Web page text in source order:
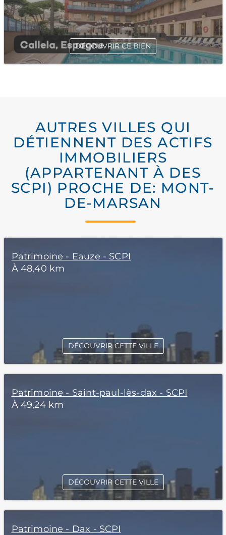
DÉCOUVRIR CE BIEN
AUTRES VILLES QUI
DÉTIENNENT DES ACTIFS
IMMOBILIERS
(APPARTENANT À DES
SCPI) PROCHE DE: MONT-
DE-MARSAN
Patrimoine - Eauze - SCPI
À 48,40 km
DÉCOUVRIR CETTE VILLE
Patrimoine - Saint-paul-lès-dax - SCPI
À 49,24 km
DÉCOUVRIR CETTE VILLE
Patrimoine - Dax - SCPI